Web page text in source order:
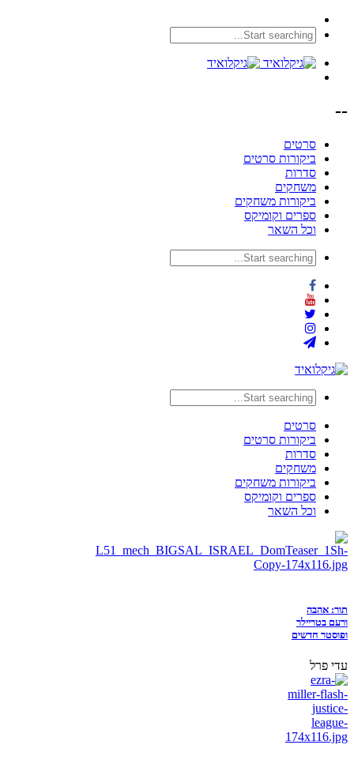
--
סרטים
ביקורות סרטים
סדרות
משחקים
ביקורות משחקים
ספרים וקומיקס
וכל השאר
סרטים
ביקורות סרטים
סדרות
משחקים
ביקורות משחקים
ספרים וקומיקס
וכל השאר
תור: אהבה
ורעם בטריילר
ופוסטר חדשים
עדי פרל